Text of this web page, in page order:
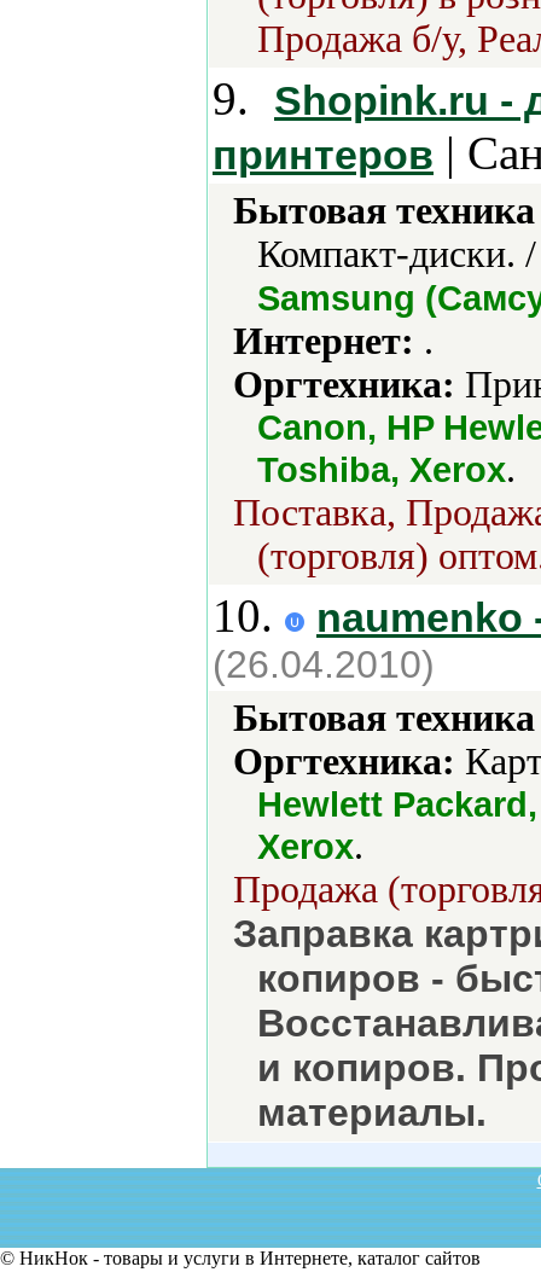
Продажа б/у,
9.
Shopink.ru -
принтеров |
Бытовая
Компакт-диски.
Samsung
Интернет: .
Оргтехника:
Canon, HP
Toshiba, Xerox.
Поставка,
(торговля)
10. naumenko
(26.04.2010)
Бытовая
Оргтехника:
Hewlett
Xerox.
Продажа
Заправка
копиров -
и копиров.
материалы.
© НикНок - товары и услуги в Интернете, каталог сайтов